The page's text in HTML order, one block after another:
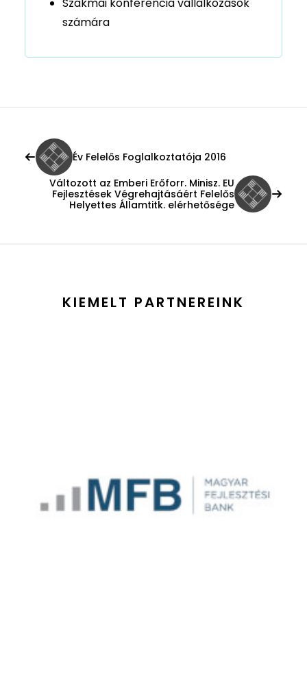
számára
Év Felelős Foglalkoztatója 2016
Változott az Emberi Erőforr. Minisz. EU
Fejlesztések Végrehajtásáért Felelős
Helyettes Államtitk. elérhetősége
KIEMELT PARTNEREINK